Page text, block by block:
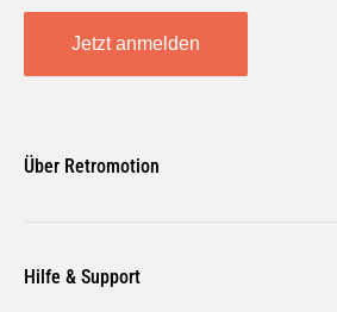
Jetzt anmelden
Über Retromotion
Unsere Jobs
Hilfe & Support